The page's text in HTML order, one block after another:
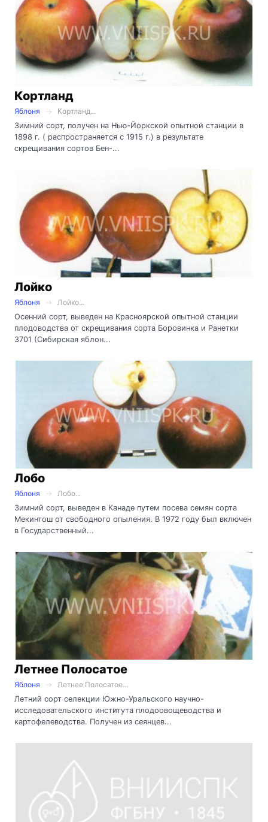
Кортланд
Яблоня
Кортланд...
Зимний сорт, получен на Нью-Йоркской опытной станции в
1898 г. ( распространяется с 1915 г.) в результате
скрещивания сортов Бен-...
Лойко
Яблоня
Лойко...
Осенний сорт, выведен на Красноярской опытной станции
плодоводства от скрещивания сорта Боровинка и Ранетки
3701 (Сибирская яблон...
Лобо
Яблоня
Лобо...
Зимний сорт, выведен в Канаде путем посева семян сорта
Мекинтош от свободного опыления. В 1972 году был включен
в Государственный...
Летнее Полосатое
Яблоня
Летнее Полосатое...
Летний сорт селекции Южно-Уральского научно-
исследовательского института плодоовощеводства и
картофелеводства. Получен из сеянцев...